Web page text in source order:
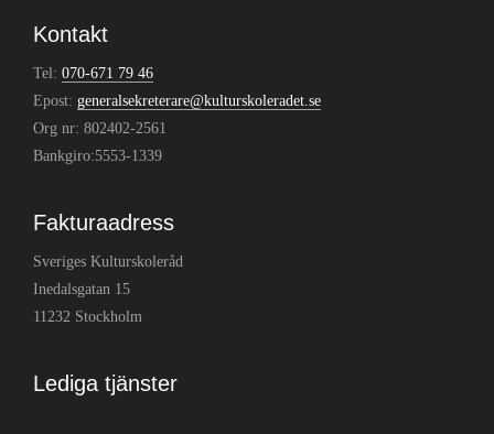
Kontakt
Tel: 070-671 79 46
Epost: generalsekreterare@kulturskoleradet.se
Org nr: 802402-2561
Bankgiro:5553-1339
Fakturaadress
Sveriges Kulturskoleråd
Inedalsgatan 15
11232 Stockholm
Lediga tjänster